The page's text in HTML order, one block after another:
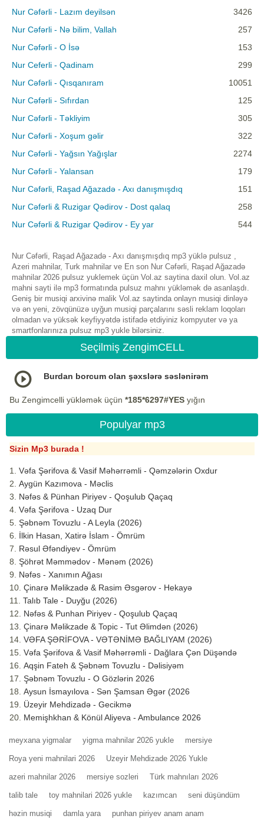
Nur Cəfərli - Lazım deyilsən
3426
Nur Cəfərli - Nə bilim, Vallah
257
Nur Cəfərli - O İsə
153
Nur Ceferli - Qadinam
299
Nur Cəfərli - Qısqanıram
10051
Nur Cəfərli - Sıfırdan
125
Nur Cəfərli - Təkliyim
305
Nur Cəfərli - Xoşum gəlir
322
Nur Cəfərli - Yağsın Yağışlar
2274
Nur Cəfərli - Yalansan
179
Nur Cəfərli, Raşad Ağazadə - Axı danışmışdıq
151
Nur Cəfərli & Ruzigar Qədirov - Dost qalaq
258
Nur Cəfərli & Ruzigar Qədirov - Ey yar
544
Nur Cəfərli, Raşad Ağazadə - Axı danışmışdıq mp3 yüklə pulsuz ,
Azeri mahnilar, Turk mahnilar ve En son Nur Cəfərli, Raşad Ağazadə
mahnilar 2026 pulsuz yuklemek üçün Vol.az saytina daxil olun. Vol.az
mahni sayti ilə mp3 formatında pulsuz mahnı yükləmək də asanlaşdı.
Geniş bir musiqi arxivinə malik Vol.az saytinda onlayn musiqi dinləyə
və ən yeni, zövqünüzə uyğun musiqi parçalarını səsli reklam loqoları
olmadan və yüksək keyfiyyətdə istifadə etdiyiniz kompyuter və ya
smartfonlarınıza pulsuz mp3 yukle bilərsiniz.
Seçilmiş ZengimCELL
Burdan borcum olan şəxslərə səslənirəm
Bu Zengimcelli yükləmək üçün *185*6297#YES yığın
Populyar mp3
Sizin Mp3 burada !
Vəfa Şərifova & Vasif Məhərrəmli - Qəmzələrin Oxdur
Aygün Kazımova - Məclis
Nəfəs & Pünhan Piriyev - Qoşulub Qaçaq
Vəfa Şərifova - Uzaq Dur
Şəbnəm Tovuzlu - A Leyla (2026)
İlkin Hasan, Xatirə İslam - Ömrüm
Rəsul Əfəndiyev - Ömrüm
Şöhrət Məmmədov - Mənəm (2026)
Nəfəs - Xanımın Ağası
Çinarə Məlikzadə & Rasim Əsgərov - Hekayə
Talıb Tale - Duyğu (2026)
Nəfəs & Punhan Piriyev - Qoşulub Qaçaq
Çinarə Məlikzade & Topic - Tut Əlimdən (2026)
VƏFA ŞƏRİFOVA - VƏTƏNİMƏ BAĞLIYAM (2026)
Vəfa Şərifova & Vasif Məhərrəmli - Dağlara Çən Düşəndə
Aqşin Fateh & Şəbnəm Tovuzlu - Dəlisiyəm
Şəbnəm Tovuzlu - O Gözlərin 2026
Aysun İsmayılova - Sən Şamsan Əgər (2026
Üzeyir Mehdizadə - Gecikmə
Memişhkhan & Könül Aliyeva - Ambulance 2026
meyxana yigmalar yigma mahnilar 2026 yukle mersiye
Roya yeni mahnilari 2026 Uzeyir Mehdizade 2026 Yukle
azeri mahnilar 2026 mersiye sozleri Türk mahnıları 2026
talib tale toy mahnilari 2026 yukle kazımcan seni düşündüm
həzin musiqi damla yara punhan piriyev anam anam